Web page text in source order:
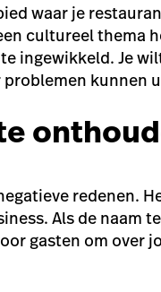
waar je
cultureel thema
ingewikkeld. Je
kunnen
redenen.
Als de naam
gasten om over